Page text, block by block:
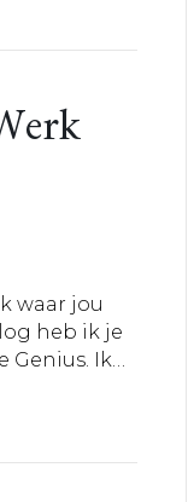
waar jou
heb ik je
Genius. Ik…